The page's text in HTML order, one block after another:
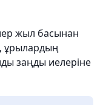
жыл басынан
ұрылардың
заңды иелеріне